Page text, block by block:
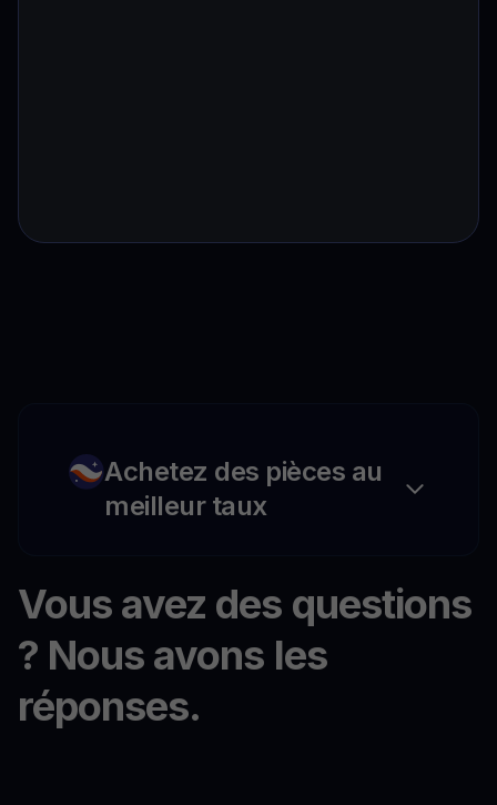
Achetez des pièces au
meilleur taux
Vous avez des questions
? Nous avons les
réponses.